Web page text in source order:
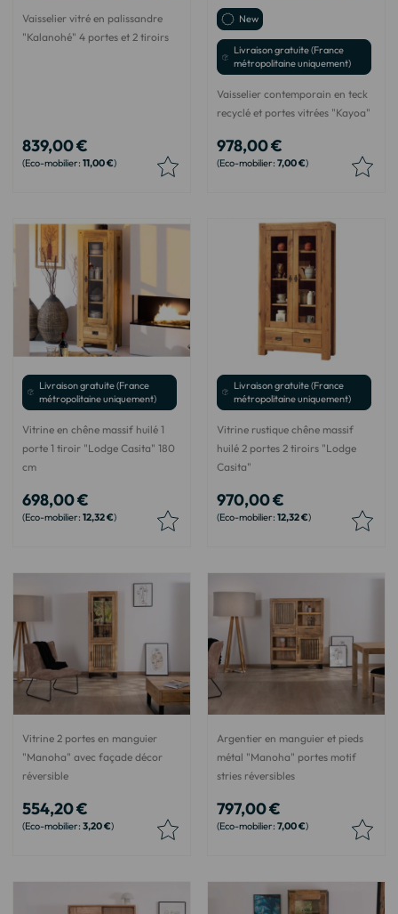
Vaisselier vitré en palissandre
"Kalanohé" 4 portes et 2 tiroirs
839,00 €
11,00 €
New
Livraison gratuite (France
métropolitaine uniquement)
Vaisselier contemporain en teck
recyclé et portes vitrées "Kayoa"
978,00 €
7,00 €
Livraison gratuite (France
métropolitaine uniquement)
Vitrine en chêne massif huilé 1
porte 1 tiroir "Lodge Casita" 180
cm
698,00 €
12,32 €
Livraison gratuite (France
métropolitaine uniquement)
Vitrine rustique chêne massif
huilé 2 portes 2 tiroirs "Lodge
Casita"
970,00 €
12,32 €
Vitrine 2 portes en manguier
"Manoha" avec façade décor
réversible
554,20 €
3,20 €
Argentier en manguier et pieds
métal "Manoha" portes motif
stries réversibles
797,00 €
7,00 €